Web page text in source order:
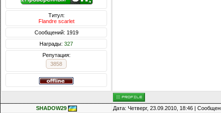
Титул:
Flandre scarlet
Сообщений: 1919
Награды: 327
Репутация:
3858
SHADOW29 Дата: Четверг, 23.09.2010, 18:46 |